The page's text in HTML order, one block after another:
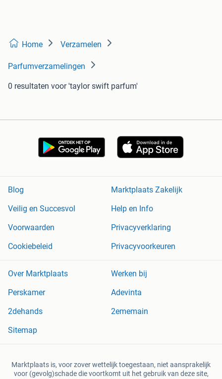
Home Verzamelen
Parfumverzamelingen
0 resultaten voor 'taylor swift parfum'
Blog
Marktplaats Zakelijk
Veilig en Succesvol
Help en Info
Voorwaarden
Privacyverklaring
Cookiebeleid
Privacyvoorkeuren
Over Marktplaats
Werken bij
Perskamer
Adevinta
2dehands
2ememain
Sitemap
Marktplaats is, voor zover wettelijk toegestaan, niet aansprakelijk
voor (gevolg)schade die voortkomt uit het gebruik van deze site,